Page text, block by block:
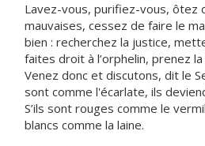
Lavez-vous, purifiez-vous, ôtez
mauvaises, cessez de faire le
bien : recherchez la justice,
faites droit à l’orphelin, prenez
Venez donc et discutons, dit le
sont comme l'écarlate, ils
S’ils sont rouges comme le
blancs comme la laine.